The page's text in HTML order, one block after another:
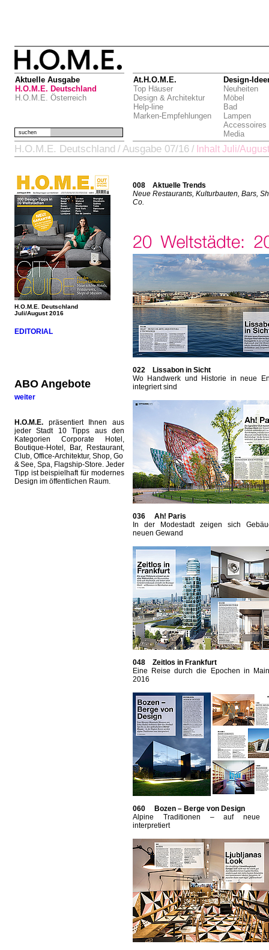
Aktuelle Ausgabe
H.O.M.E. Deutschland
H.O.M.E. Österreich
At.H.O.M.E.
Top Häuser
Design & Architektur
Help-line
Marken-Empfehlungen
Design-
Neuheiten
Möbel
Bad
Lampen
Accessoires
Media
suchen
H.O.M.E. Deutschland / Ausgabe 07/16 / Inhalt Juli/
H.O.M.E. Deutschland
Juli/August 2016
EDITORIAL
ABO Angebote
weiter
H.O.M.E. präsentiert Ihnen aus
jeder Stadt 10 Tipps aus den
Kategorien Corporate Hotel,
Boutique-Hotel, Bar, ­Restaurant,
Club, Office-Architektur, Shop, Go
& See, Spa, Flagship-Store. Jeder
Tipp ist beispielhaft für modernes
Design im öffentlichen Raum.
008 Aktuelle Trends
Neue Restaurants, Kulturbauten, Bars,
Co.
022 Lissabon in Sicht
Wo Handwerk und Historie in neue
integriert sind
036 Ah! Paris
In der Modestadt zeigen sich
neuen Gewand
048 Zeitlos in Frankfurt
Eine Reise durch die Epochen in
2016
060 Bozen – Berge von Design
Alpine Traditionen – auf neue
interpretiert